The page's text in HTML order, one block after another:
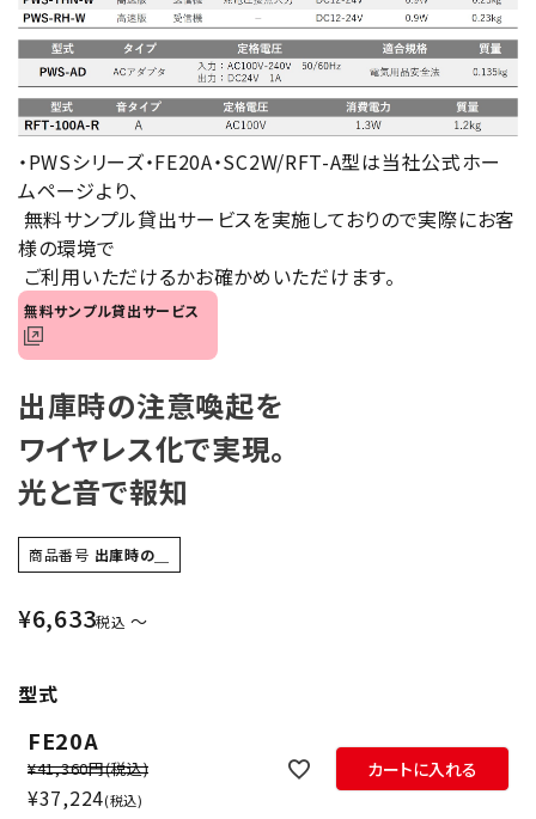
散光式警光灯
オプション
補修パーツ
製品選定の仕方
ガイドライン
パトライトカタログ
・PWSシリーズ・FE20A・SC2W/RFT-A型は当社公式ホー
ムページより、
無料サンプル貸出サービスを実施しておりので実際にお客
様の環境で
ご利用いただけるかお確かめいただけます。
無料サンプル貸出サービス
出庫時の注意喚起を
ワイヤレス化で実現。
光と音で報知
商品番号 出庫時の＿
¥6,633税込 〜
型式
FE20A
¥41,360円(税込)
¥37,224 税込
カートに入れる